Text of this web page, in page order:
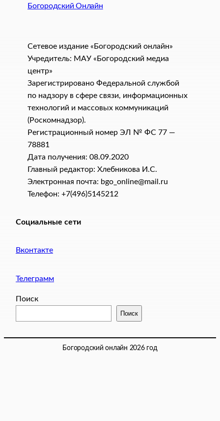
Богородский Онлайн
Сетевое издание «Богородский онлайн»
Учредитель: МАУ «Богородский медиа
центр»
Зарегистрировано Федеральной службой
по надзору в сфере связи, информационных
технологий и массовых коммуникаций
(Роскомнадзор).
Регистрационный номер ЭЛ № ФС 77 —
78881
Дата получения: 08.09.2020
Главный редактор: Хлебникова И.C.
Электронная почта: bgo_online@mail.ru
Телефон: +7(496)5145212
Социальные сети
Вконтакте
Телеграмм
Поиск
Поиск
Богородский онлайн 2026 год